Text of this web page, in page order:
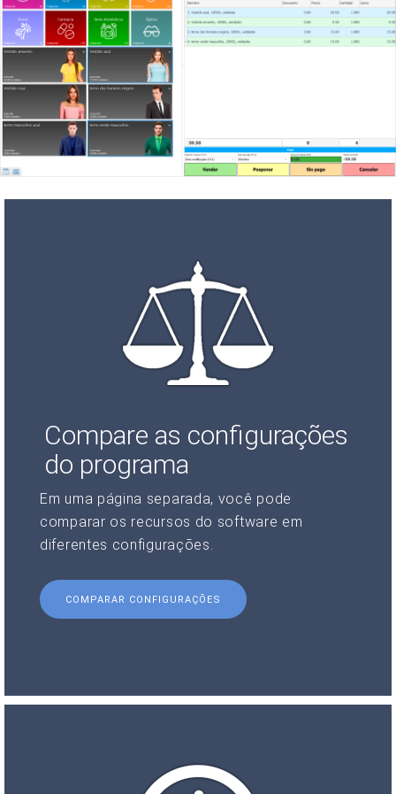
Compare as configurações
do programa
Em uma página separada, você pode
comparar os recursos do software em
diferentes configurações.
COMPARAR CONFIGURAÇÕES